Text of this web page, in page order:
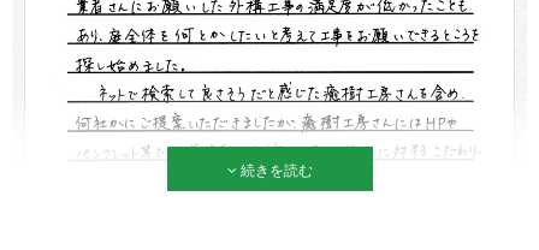
続きを読む